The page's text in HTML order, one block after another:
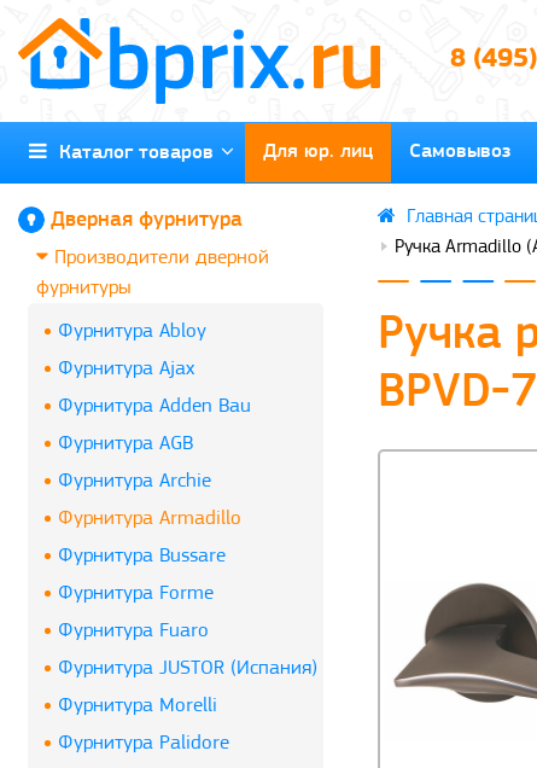
8
Каталог товаров Для юр. лиц Самовывоз
Дверная фурнитура
Производители дверной
фурнитуры
Фурнитура Abloy
Фурнитура Ajax
Фурнитура Adden Bau
Фурнитура AGB
Фурнитура Archie
Фурнитура Armadillo
Фурнитура Bussare
Фурнитура Forme
Фурнитура Fuaro
Фурнитура JUSTOR (Испания)
Фурнитура Morelli
Фурнитура Palidore
Ручка Armadillo
Ручка
BPVD-